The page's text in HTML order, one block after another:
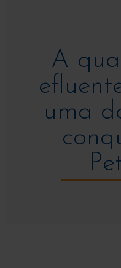
A
uma